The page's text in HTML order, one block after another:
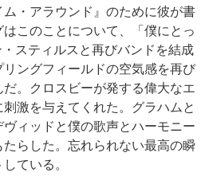
・アラウンド』のために彼が書
このことについて、「僕にとっ
スティルスと再びバンドを結成
ングフィールドの空気感を再び
。クロスビーが発する偉大なエ
激を与えてくれた。グラハムと
ィッドと僕の歌声とハーモニー
らした。忘れられない最高の瞬
ている。